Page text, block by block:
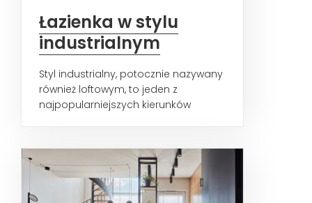
Łazienka w stylu
industrialnym
Styl industrialny, potocznie nazywany
również loftowym, to jeden z
najpopularniejszych kierunków